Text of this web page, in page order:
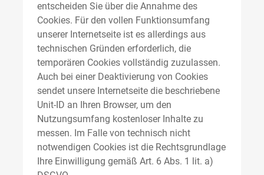
entscheiden Sie über die Annahme des
Cookies. Für den vollen Funktionsumfang
unserer Internetseite ist es allerdings aus
technischen Gründen erforderlich, die
temporären Cookies vollständig zuzulassen.
Auch bei einer Deaktivierung von Cookies
sendet unsere Internetseite die beschriebene
Unit-ID an Ihren Browser, um den
Nutzungsumfang kostenloser Inhalte zu
messen. Im Falle von technisch nicht
notwendigen Cookies ist die Rechtsgrundlage
Ihre Einwilligung gemäß Art. 6 Abs. 1 lit. a)